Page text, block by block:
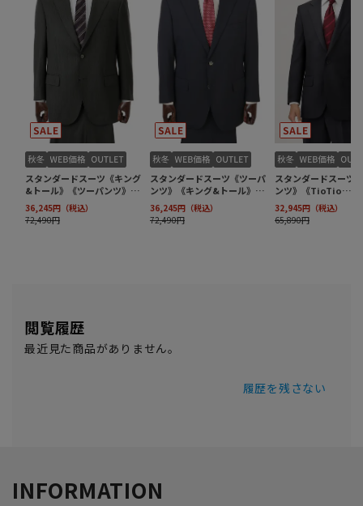
閲覧履歴
最近見た商品がありません。
履歴を残さない
INFORMATION